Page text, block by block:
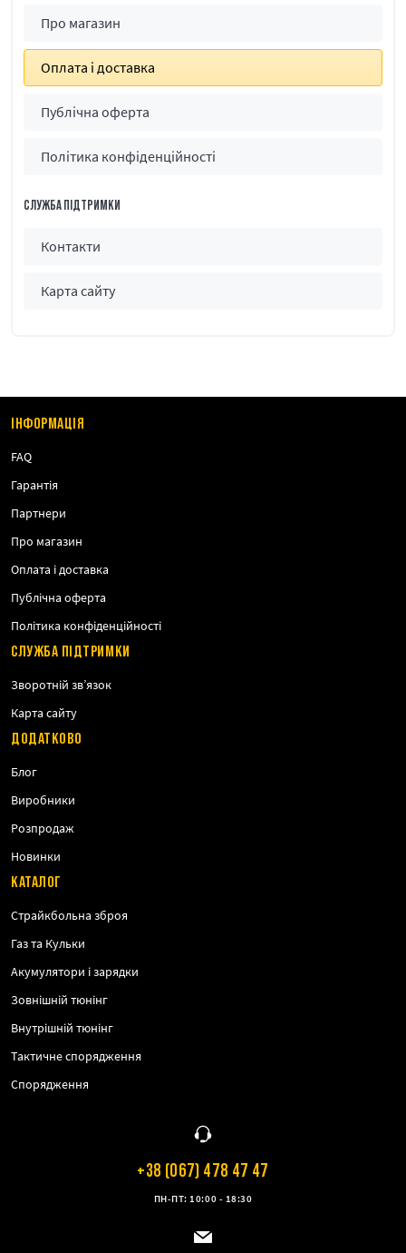
Про магазин
Оплата і доставка
Публічна оферта
Політика конфіденційності
СЛУЖБА ПІДТРИМКИ
Контакти
Карта сайту
ІНФОРМАЦІЯ
FAQ
Гарантія
Партнери
Про магазин
Оплата і доставка
Публічна оферта
Політика конфіденційності
СЛУЖБА ПІДТРИМКИ
Зворотній зв’язок
Карта сайту
ДОДАТКОВО
Блог
Виробники
Розпродаж
Новинки
КАТАЛОГ
Страйкбольна зброя
Газ та Кульки
Акумулятори і зарядки
Зовнішній тюнінг
Внутрішній тюнінг
Тактичне спорядження
Спорядження
+38 (067) 478 47 47
ПН-ПТ: 10:00 - 18:30